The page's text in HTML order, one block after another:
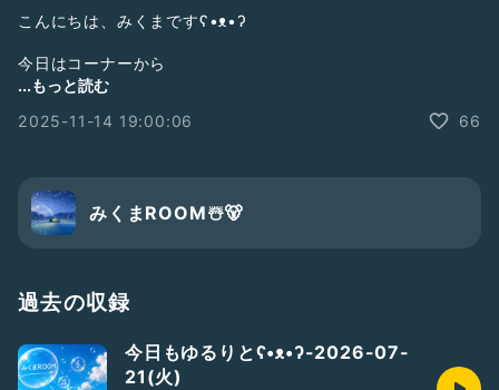
こんにちは、みくまですʕ•ᴥ•ʔ
今日はコーナーから
・<お題ガチャ>
みんなからのお便り・♡・質問・ご意見・感想コメント・
コラボ依頼・フォローや番組で語って欲しい話題や番宣して欲
お待ちしてます(・ω・)ノ
リアクションたくさんくれると
とても喜びますʕ•ᴥ•ʔ
...もっと読む
2025-11-14 19:00:06
66
みくまROOM☃️🐻
過去の収録
今日もゆるりとʕ•ᴥ•ʔ-2026-07-
21(火)